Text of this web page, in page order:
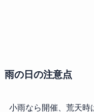
雨の日の注意点
小雨なら開催、荒天